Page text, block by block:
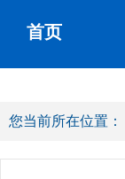
首页
您当前所在位置：